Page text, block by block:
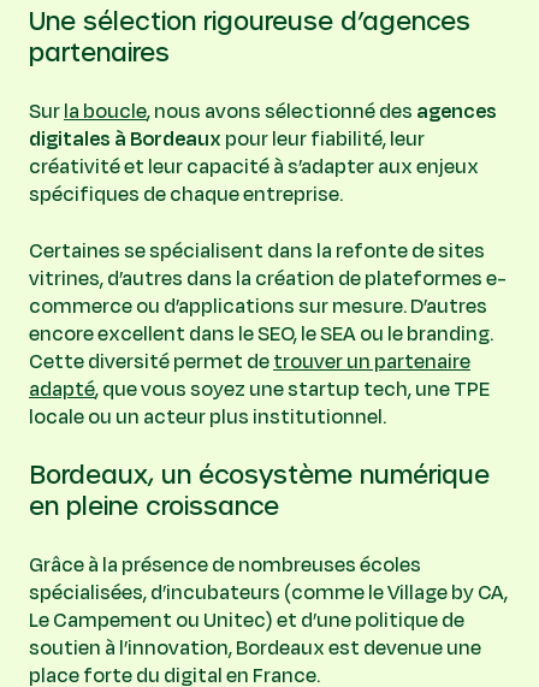
Une sélection rigoureuse d’agences
partenaires
Surla boucle, nous avons sélectionné des agences
digitales à Bordeaux pour leur fiabilité, leur
créativité et leur capacité à s’adapter aux enjeux
spécifiques de chaque entreprise.
Certaines se spécialisent dans la refonte de sites
vitrines, d’autres dans la création de plateformes e-
commerce ou d’applications sur mesure. D’autres
encore excellent dans le SEO, le SEA ou le branding.
Cette diversité permet detrouver un partenaire
adapté, que vous soyez une startup tech, une TPE
locale ou un acteur plus institutionnel.
Bordeaux, un écosystème numérique
en pleine croissance
Grâce à la présence de nombreuses écoles
spécialisées, d’incubateurs (comme le Village by CA,
Le Campement ou Unitec) et d’une politique de
soutien à l’innovation, Bordeaux est devenue une
place forte du digital en France.